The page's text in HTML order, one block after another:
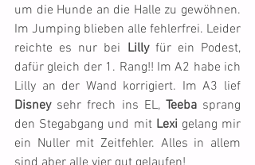
um die Hunde an die Halle zu gewöhnen.
Im Jumping blieben alle fehlerfrei. Leider
reichte es nur bei Lilly für ein Podest,
dafür gleich der 1. Rang!! Im A2 habe ich
Disney sehr frech ins EL, Teeba sprang
den Stegabgang und mit Lexi gelang mir
ein Nuller mit Zeitfehler. Alles in allem